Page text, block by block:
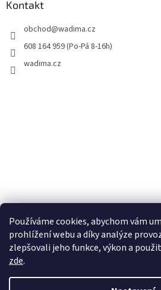
Používáme cookies, abychom vám
prohlížení webu a díky analýze
zlepšovali jeho funkce, výkon a
zde.
Kontakt
obchod@wadima.cz
608 164 959 (Po-Pá 8-16h)
wadima.cz